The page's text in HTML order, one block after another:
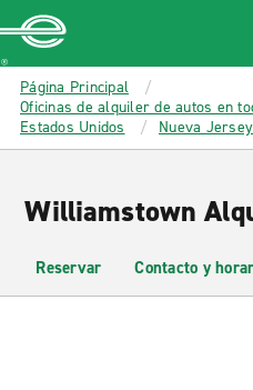
MAIN
CONTENT
Enterprise
Página Principal
Oficinas de alquiler de autos en
Estados Unidos
Nueva Jersey
Williamstown
Reservar Contacto y